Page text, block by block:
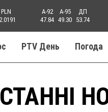
PLN
A-92
47.84
A-95
49.30
ДП
53.74
PTV День Погода